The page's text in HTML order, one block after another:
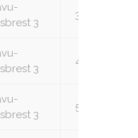
3
3
3
4
3
5